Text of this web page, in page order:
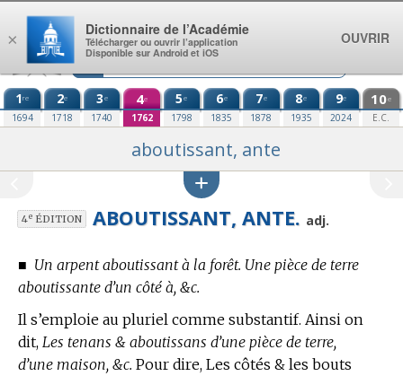
Aller au contenu
1re
1694
2e
1718
3e
1740
4e
1762
5e
1798
6e
1835
7e
1878
8e
1935
9e
2024
10e
E.C.
aboutissant, ante
4eÉDITION ABOUTISSANT, ANTE. adj.
■ Un arpent aboutissant à la forêt. Une pièce de terre
aboutissante d’un côté à, &c.
Il s’emploie au pluriel comme substantif. Ainsi on
dit, Les tenans & aboutissans d’une pièce de terre,
d’une maison, &c. Pour dire, Les côtés & les bouts
×
Dictionnaire de l’Académie
Télécharger ou ouvrir l’application
Disponible sur Android et iOS
OUVRIR